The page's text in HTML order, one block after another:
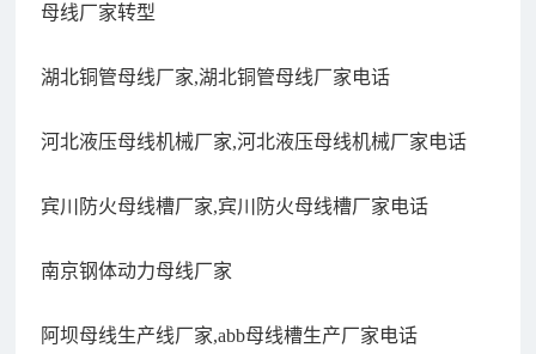
母线厂家转型
湖北铜管母线厂家,湖北铜管母线厂家电话
河北液压母线机械厂家,河北液压母线机械厂家电话
宾川防火母线槽厂家,宾川防火母线槽厂家电话
南京钢体动力母线厂家
阿坝母线生产线厂家,abb母线槽生产厂家电话